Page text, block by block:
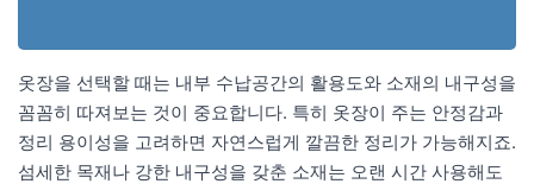
옷장을 선택할 때는 내부 수납공간의 활용도와 소재의 내구성을
꼼꼼히 따져보는 것이 중요합니다. 특히 옷장이 주는 안정감과
정리 용이성을 고려하면 자연스럽게 깔끔한 정리가 가능해지죠.
섬세한 목재나 강한 내구성을 갖춘 소재는 오랜 시간 사용해도